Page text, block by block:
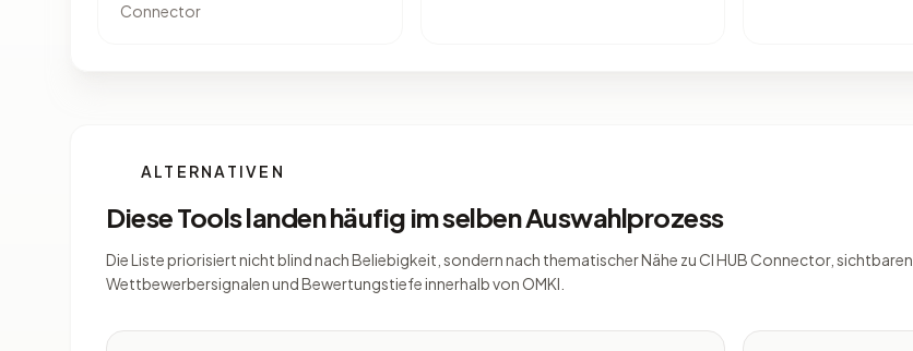
Connector
ALTERNATIVEN
Diese Tools landen häufig im selben Auswahlprozess
Die Liste priorisiert nicht blind nach Beliebigkeit, sondern nach thematischer Nähe zu CI HUB Connector, sichtbaren
Wettbewerbersignalen und Bewertungstiefe innerhalb von OMKI.